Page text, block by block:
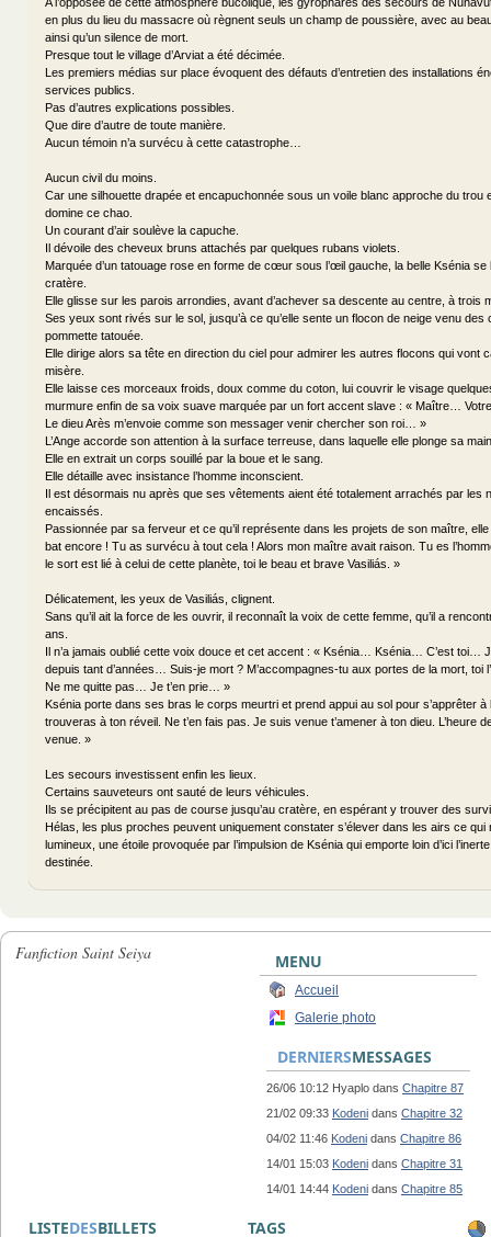
en plus du lieu du massacre où règnent seuls un champ de poussière, avec au
ainsi qu’un silence de mort.
Presque tout le village d’Arviat a été décimée.
Les premiers médias sur place évoquent des défauts d’entretien des installations
services publics.
Pas d’autres explications possibles.
Que dire d’autre de toute manière.
Aucun témoin n’a survécu à cette catastrophe…
Aucun civil du moins.
Car une silhouette drapée et encapuchonnée sous un voile blanc approche du trou
domine ce chao.
Un courant d’air soulève la capuche.
Il dévoile des cheveux bruns attachés par quelques rubans violets.
Marquée d’un tatouage rose en forme de cœur sous l’œil gauche, la belle Ksénia
cratère.
Elle glisse sur les parois arrondies, avant d’achever sa descente au centre, à trois
Ses yeux sont rivés sur le sol, jusqu’à ce qu’elle sente un flocon de neige venu des
pommette tatouée.
Elle dirige alors sa tête en direction du ciel pour admirer les autres flocons qui vont
misère.
Elle laisse ces morceaux froids, doux comme du coton, lui couvrir le visage
murmure enfin de sa voix suave marquée par un fort accent slave : « Maître…
Le dieu Arès m’envoie comme son messager venir chercher son roi… »
L’Ange accorde son attention à la surface terreuse, dans laquelle elle plonge sa
Elle en extrait un corps souillé par la boue et le sang.
Elle détaille avec insistance l’homme inconscient.
Il est désormais nu après que ses vêtements aient été totalement arrachés par les
encaissés.
Passionnée par sa ferveur et ce qu’il représente dans les projets de son maître,
bat encore ! Tu as survécu à tout cela ! Alors mon maître avait raison. Tu es
le sort est lié à celui de cette planète, toi le beau et brave Vasiliás. »
Délicatement, les yeux de Vasiliás, clignent.
Sans qu’il ait la force de les ouvrir, il reconnaît la voix de cette femme, qu’il a
ans.
Il n’a jamais oublié cette voix douce et cet accent : « Ksénia… Ksénia… C’est toi…
depuis tant d’années… Suis-je mort ? M’accompagnes-tu aux portes de la mort, toi
Ne me quitte pas… Je t’en prie… »
Ksénia porte dans ses bras le corps meurtri et prend appui au sol pour s’apprêter à
trouveras à ton réveil. Ne t’en fais pas. Je suis venue t’amener à ton dieu. L’heure
venue. »
Les secours investissent enfin les lieux.
Certains sauveteurs ont sauté de leurs véhicules.
Ils se précipitent au pas de course jusqu’au cratère, en espérant y trouver des
Hélas, les plus proches peuvent uniquement constater s’élever dans les airs ce qui
lumineux, une étoile provoquée par l’impulsion de Ksénia qui emporte loin d’ici
destinée.
Fanfiction Saint Seiya MENU
Accueil
Galerie photo
DERNIERSMESSAGES
26/06 10:12 Hyaplo dans Chapitre 87
21/02 09:33 Kodeni dans Chapitre 32
04/02 11:46 Kodeni dans Chapitre 86
14/01 15:03 Kodeni dans Chapitre 31
14/01 14:44 Kodeni dans Chapitre 85
LISTEDESBILLETS TAGS